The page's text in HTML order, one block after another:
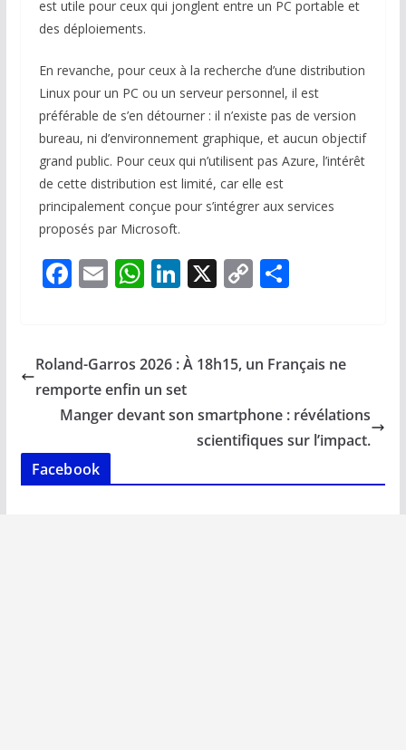
est utile pour ceux qui jonglent entre un PC portable et
des déploiements.
En revanche, pour ceux à la recherche d’une distribution
Linux pour un PC ou un serveur personnel, il est
préférable de s’en détourner : il n’existe pas de version
bureau, ni d’environnement graphique, et aucun objectif
grand public. Pour ceux qui n’utilisent pas Azure, l’intérêt
de cette distribution est limité, car elle est
principalement conçue pour s’intégrer aux services
proposés par Microsoft.
F
b
o
o
k
E
l
W
s
A
p
Li
e
dI
n
X C
y
n
k
P
g
Roland-Garros 2026 : À 18h15, un Français ne
remporte enfin un set
Manger devant son smartphone : révélations
scientifiques sur l’impact.
Facebook